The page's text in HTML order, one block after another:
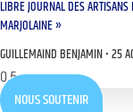
LIBRE JOURNAL DES
MARJOLAINE »
GUILLEMAIND BENJAMIN 25
NOUS SOUTENIR